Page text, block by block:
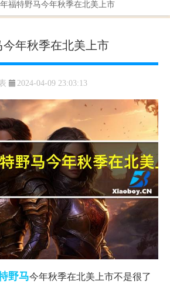
福特野马今年秋季在北美上市
年秋季在北美上市
2024-04-09 23:03:13
野马今年秋季在北美上市不是很了